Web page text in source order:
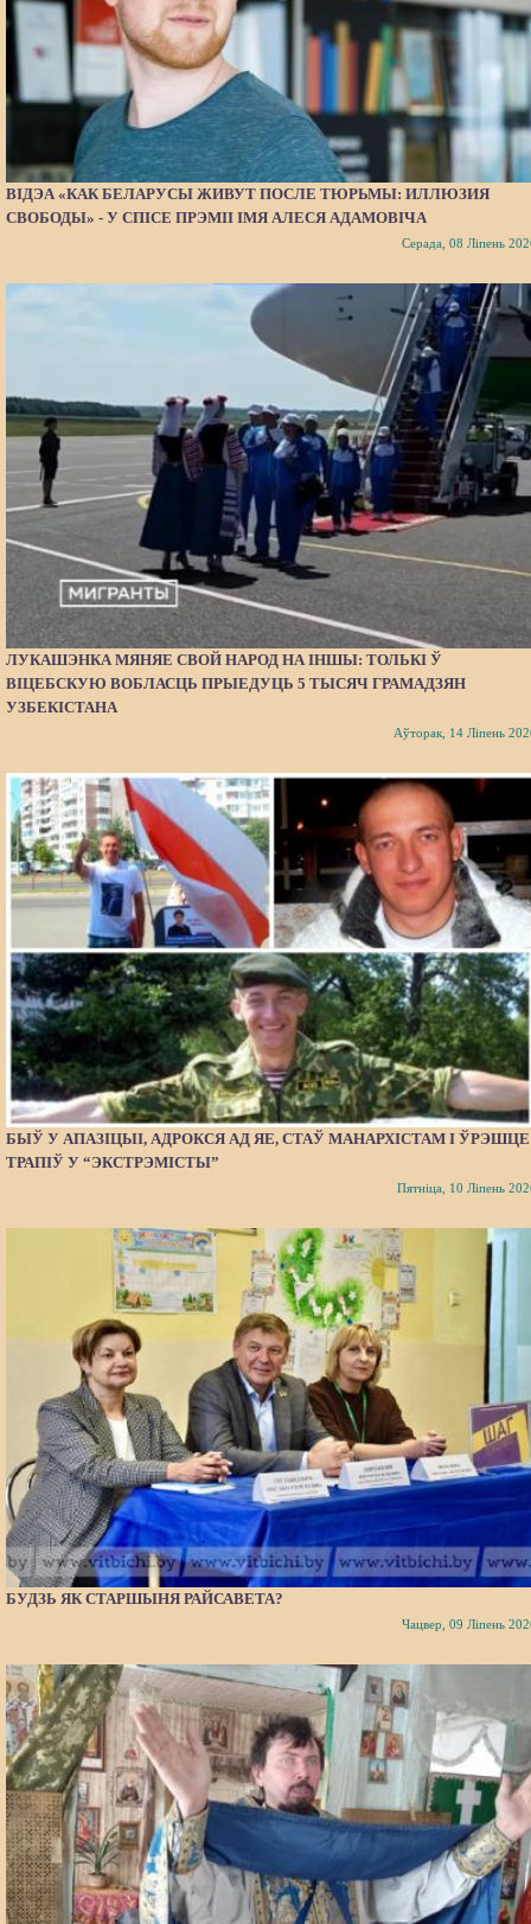
ВІДЭА «КАК БЕЛАРУСЫ ЖИВУТ ПОСЛЕ ТЮРЬМЫ: ИЛЛЮЗИЯ
СВОБОДЫ» - У СПІСЕ ПРЭМІІ ІМЯ АЛЕСЯ АДАМОВІЧА
Серада, 08 Ліпень
ЛУКАШЭНКА МЯНЯЕ СВОЙ НАРОД НА ІНШЫ: ТОЛЬКІ Ў
ВІЦЕБСКУЮ ВОБЛАСЦЬ ПРЫЕДУЦЬ 5 ТЫСЯЧ ГРАМАДЗЯН
УЗБЕКІСТАНА
Аўторак, 14 Ліпень
БЫЎ У АПАЗІЦЫІ, АДРОКСЯ АД ЯЕ, СТАЎ МАНАРХІСТАМ І ЎРЭШЦЕ
ТРАПІЎ У “ЭКСТРЭМІСТЫ”
Пятніца, 10 Ліпень
БУДЗЬ ЯК СТАРШЫНЯ РАЙСАВЕТА?
Чацвер, 09 Ліпень